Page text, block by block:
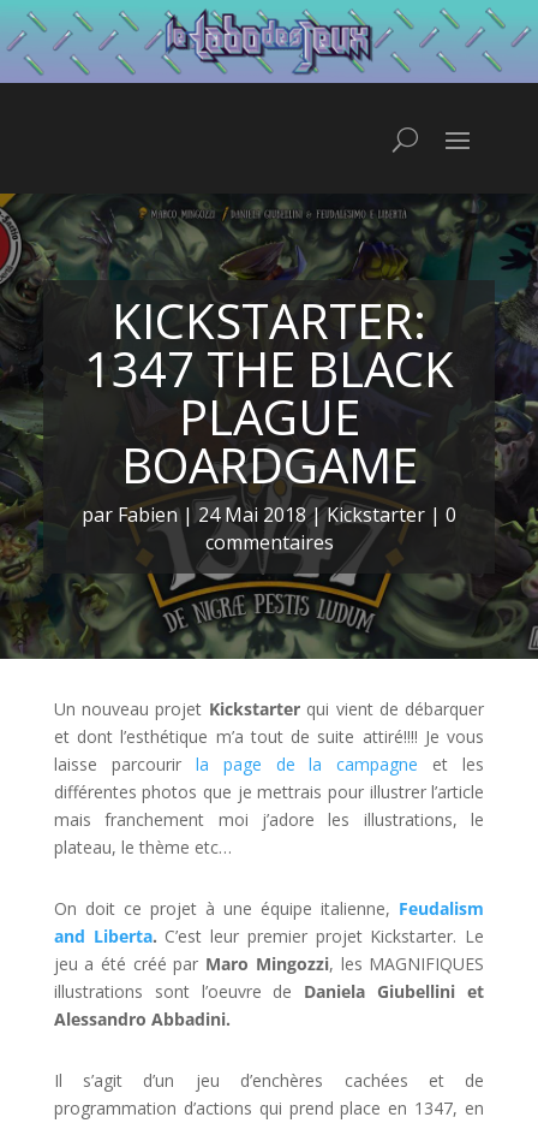
KICKSTARTER:
1347 THE BLACK
PLAGUE
BOARDGAME
par Fabien| 24 Mai 2018|Kickstarter | 0
commentaires
Un nouveau projet Kickstarterqui vient de débarquer
et dont l’esthétique m’a tout de suite attiré!!!! Je vous
laisse parcourir la page de la campagne et les
différentes photos que je mettrais pour illustrer l’article
mais franchement moi j’adore les illustrations, le
plateau, le thème etc…
On doit ce projet à une équipe italienne, Feudalism
and Liberta. C’est leur premier projet Kickstarter. Le
jeu a été créé par Maro Mingozzi, les MAGNIFIQUES
illustrations sont l’oeuvre de Daniela Giubellini et
Alessandro Abbadini.
Il s’agit d’un jeu d’enchères cachées et de
programmation d’actions qui prend place en 1347, en